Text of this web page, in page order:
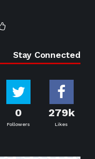
Stay Connected
279k
Likes
0
Followers